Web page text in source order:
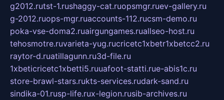
g2012.rutst-1.rushaggy-cat.ruopsmgr.ruev-gallery.ru
g-2012.ruops-mgr.ruaccounts-112.rucsm-demo.ru
poka-vse-doma2.ruairgungames.ruallseo-host.ru
tehosmotre.ruvarieta-yug.rucricetc1xbetr1xbetcc2.ru
raytor-d.ruatillagunn.ru3d-file.ru
1xbeticricetc1xbetti5.ruuafoot-statti.rue-abis1c.ru
store-brawl-stars.rukts-services.rudark-sand.ru
sindika-01.rusp-life.rux-legion.rusib-archives.ru